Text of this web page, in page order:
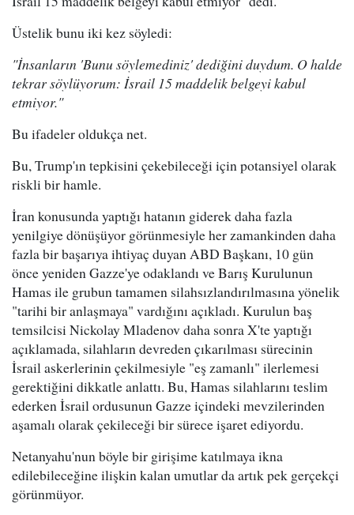
Üstelik bunu iki kez söyledi:
"İnsanların 'Bunu söylemediniz' dediğini duydum. O halde
tekrar söylüyorum: İsrail 15 maddelik belgeyi kabul
etmiyor."
Bu ifadeler oldukça net.
Bu, Trump'ın tepkisini çekebileceği için potansiyel olarak
riskli bir hamle.
İran konusunda yaptığı hatanın giderek daha fazla
yenilgiye dönüşüyor görünmesiyle her zamankinden daha
fazla bir başarıya ihtiyaç duyan ABD Başkanı, 10 gün
önce yeniden Gazze'ye odaklandı ve Barış Kurulunun
Hamas ile grubun tamamen silahsızlandırılmasına yönelik
"tarihi bir anlaşmaya" vardığını açıkladı. Kurulun baş
temsilcisi Nickolay Mladenov daha sonra X'te yaptığı
açıklamada, silahların devreden çıkarılması sürecinin
İsrail askerlerinin çekilmesiyle "eş zamanlı" ilerlemesi
gerektiğini dikkatle anlattı. Bu, Hamas silahlarını teslim
ederken İsrail ordusunun Gazze içindeki mevzilerinden
aşamalı olarak çekileceği bir sürece işaret ediyordu.
Netanyahu'nun böyle bir girişime katılmaya ikna
edilebileceğine ilişkin kalan umutlar da artık pek gerçekçi
görünmüyor.